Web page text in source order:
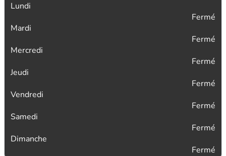
Lundi
Fermé
Mardi
Fermé
Mercredi
Fermé
Jeudi
Fermé
Vendredi
Fermé
Samedi
Fermé
Dimanche
Fermé